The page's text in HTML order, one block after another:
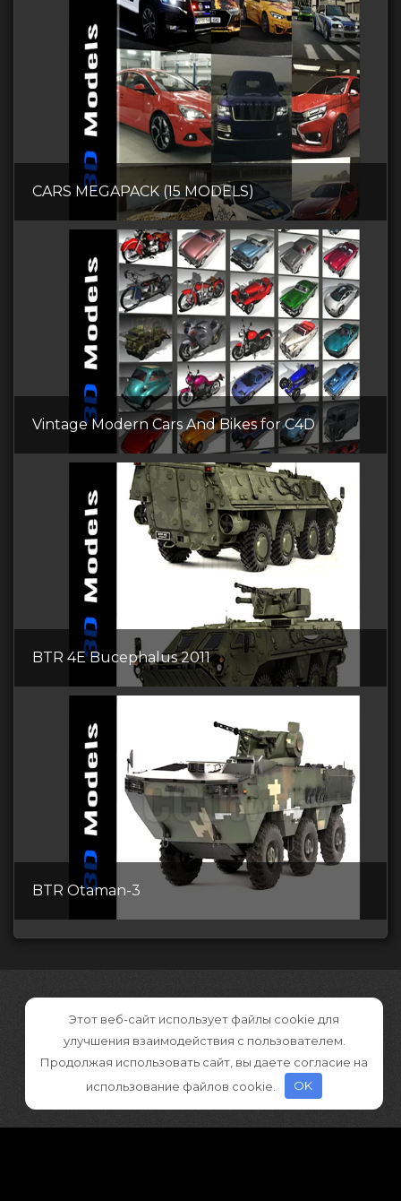
CARS MEGAPACK (15 MODELS)
Vintage Modern Cars And Bikes for C4D
BTR 4E Bucephalus 2011
BTR Otaman-3
Этот веб-сайт использует файлы cookie для
улучшения взаимодействия с пользователем.
Продолжая использовать сайт, вы даете согласие на
использование файлов cookie.
OK